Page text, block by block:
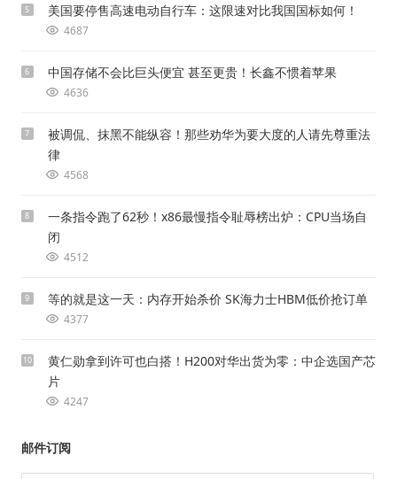
5 美国要停售高速电动自行车：这限速对比我国国标如何！
4687
6 中国存储不会比巨头便宜 甚至更贵！长鑫不惯着苹果
4636
7
被调侃、抹黑不能纵容！那些劝华为要大度的人请先尊重法
律
4568
8
一条指令跑了62秒！x86最慢指令耻辱榜出炉：CPU当场自
闭
4512
9 等的就是这一天：内存开始杀价 SK海力士HBM低价抢订单
4377
10
黄仁勋拿到许可也白搭！H200对华出货为零：中企选国产芯
片
4247
邮件订阅